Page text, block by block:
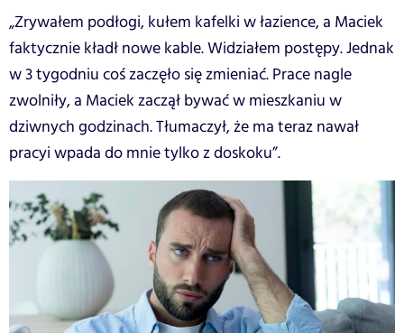
„Zrywałem podłogi, kułem kafelki w łazience, a Maciek
faktycznie kładł nowe kable. Widziałem postępy. Jednak
w 3 tygodniu coś zaczęło się zmieniać. Prace nagle
zwolniły, a Maciek zaczął bywać w mieszkaniu w
dziwnych godzinach. Tłumaczył, że ma teraz nawał
pracyi wpada do mnie tylko z doskoku”.